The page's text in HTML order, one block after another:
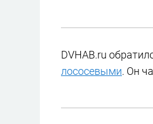
DVHAB.ru
лососевыми. Он